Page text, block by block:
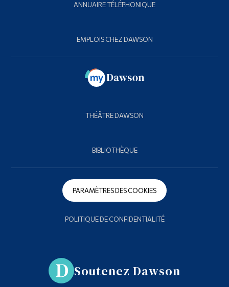
ANNUAIRE TÉLÉPHONIQUE
EMPLOIS CHEZ DAWSON
THÉÂTRE DAWSON
BIBLIOTHÈQUE
PARAMÈTRES DES COOKIES
POLITIQUE DE CONFIDENTIALITÉ
Soutenez Dawson